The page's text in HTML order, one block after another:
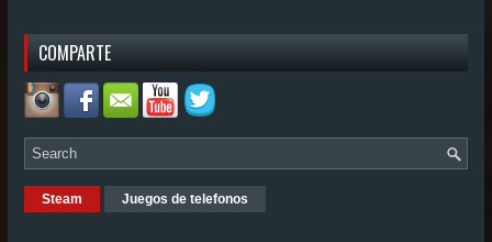
COMPARTE
Steam Juegos de telefonos